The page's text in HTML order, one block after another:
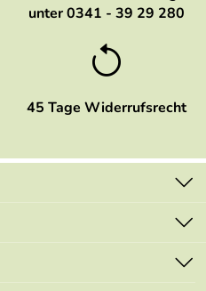
unter 0341 - 39 29 280
45 Tage Widerrufsrecht